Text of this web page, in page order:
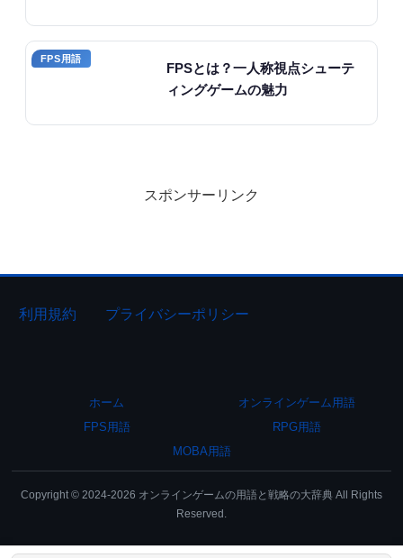
FPS用語
FPSとは？一人称視点シューテ
ィングゲームの魅力
スポンサーリンク
利用規約 プライバシーポリシー
ホーム
オンラインゲーム用語
FPS用語
RPG用語
MOBA用語
Copyright © 2024-2026 オンラインゲームの用語と戦略の大辞典 All Rights
Reserved.